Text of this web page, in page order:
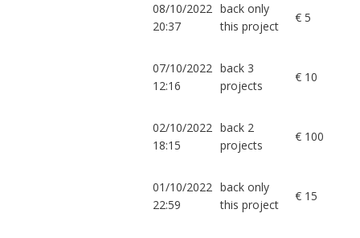
08/10/2022
20:37
back only
this project
€ 5
07/10/2022
12:16
back 3
projects
€ 10
02/10/2022
18:15
back 2
projects
€ 100
01/10/2022
22:59
back only
this project
€ 15